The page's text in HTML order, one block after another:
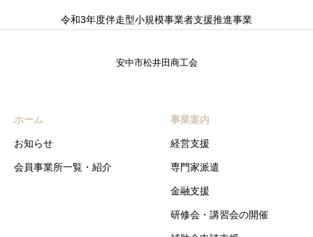
令和3年度伴走型小規模事業者支援推進事業
安中市松井田商工会
ホーム
お知らせ
会員事業所一覧・紹介
事業案内
経営支援
専門家派遣
金融支援
研修会・講習会の開催